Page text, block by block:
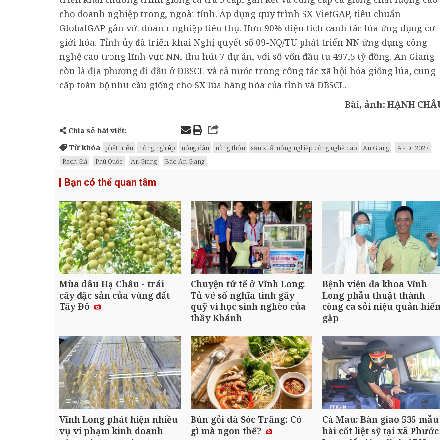
cho doanh nghiệp trong, ngoài tỉnh. Áp dụng quy trình SX VietGAP, tiêu chuẩn
GlobalGAP gắn với doanh nghiệp tiêu thụ. Hơn 90% diện tích canh tác lúa ứng dụng cơ
giới hóa. Tỉnh ủy đã triển khai Nghị quyết số 09-NQ/TU phát triển NN ứng dụng công
nghệ cao trong lĩnh vực NN, thu hút 7 dự án, với số vốn đầu tư 497,5 tỷ đồng. An Giang
còn là địa phương đi đầu ở ĐBSCL và cả nước trong công tác xã hội hóa giống lúa, cung
cấp toàn bộ nhu cầu giống cho SX lúa hàng hóa của tỉnh và ĐBSCL.
Bài, ảnh: HẠNH
Chia sẻ bài viết:
Từ khóa
phát triển nông nghiệp nông dân nông thôn sản xuất nông nghiệp công nghệ cao An Giang
APEC 2027
Rạch Giá
Phú Quốc An Giang Báo An Giang
Bạn có thể quan tâm
Mùa dâu Hạ Châu - trái
cây đặc sản của vùng đất
Tây Đô
Chuyện tử tế ở Vĩnh Long:
Tủ vé số nghĩa tình gây
quỹ vì học sinh nghèo của
thầy Khánh
Bệnh viện đa khoa Vĩnh
Long phẫu thuật thành
công ca sỏi niệu quản
gặp
Vĩnh Long phát hiện nhiều
vụ vi phạm kinh doanh
Bún gỏi dà Sóc Trăng: Có
gì mà ngon thế?
Cà Mau: Bàn giao 535 mẫu
hài cốt liệt sỹ tại xã Phước